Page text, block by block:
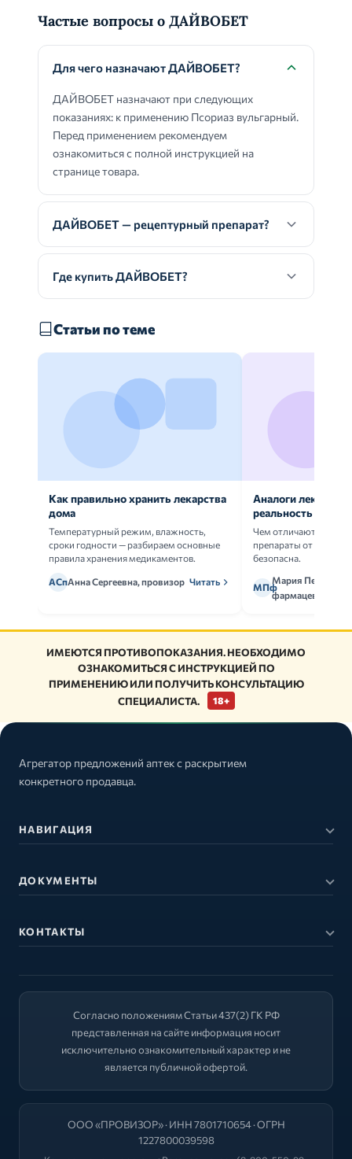
Частые вопросы о ДАЙВОБЕТ
Для чего назначают ДАЙВОБЕТ?
ДАЙВОБЕТ назначают при следующих
показаниях: к применению Псориаз вульгарный.
Перед применением рекомендуем
ознакомиться с полной инструкцией на
странице товара.
ДАЙВОБЕТ — рецептурный препарат?
Где купить ДАЙВОБЕТ?
Статьи по теме
Как правильно хранить лекарства
дома
Температурный режим, влажность,
сроки годности — разбираем основные
правила хранения медикаментов.
АСпАнна Сергеевна, провизор Читать
Аналоги
реальность
Чем отличаются
препараты от
безопасна.
МПф
Мария Петрова,
фармацевт
ИМЕЮТСЯ ПРОТИВОПОКАЗАНИЯ. НЕОБХОДИМО
ОЗНАКОМИТЬСЯ С ИНСТРУКЦИЕЙ ПО
ПРИМЕНЕНИЮ ИЛИ ПОЛУЧИТЬ КОНСУЛЬТАЦИЮ
СПЕЦИАЛИСТА.
18+
Агрегатор предложений аптек с раскрытием
конкретного продавца.
НАВИГАЦИЯ
ДОКУМЕНТЫ
КОНТАКТЫ
Согласно положениям Статьи 437(2) ГК РФ
представленная на сайте информация носит
исключительно ознакомительный характер и не
является публичной офертой.
ООО «ПРОВИЗОР» · ИНН 7801710654 · ОГРН
1227800039598